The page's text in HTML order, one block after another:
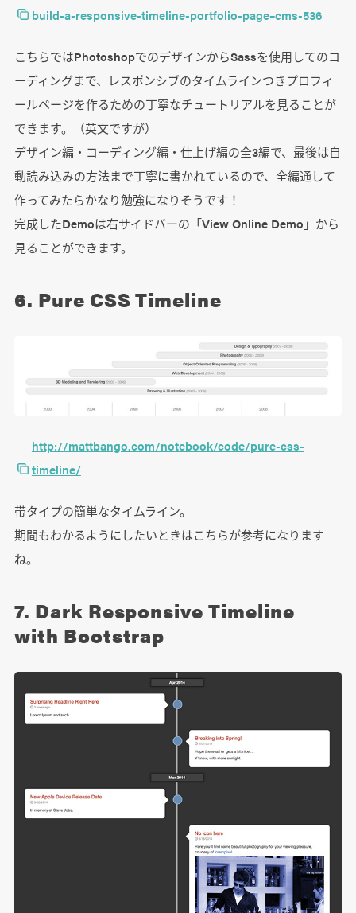
build-a-responsive-timeline-portfolio-page–cms-536
こちらではPhotoshopでのデザインからSassを使用してのコ
ーディングまで、レスポンシブのタイムラインつきプロフィ
ールページを作るための丁寧なチュートリアルを見ることが
できます。（英文ですが）
デザイン編・コーディング編・仕上げ編の全3編で、最後は自
動読み込みの方法まで丁寧に書かれているので、全編通して
作ってみたらかなり勉強になりそうです！
完成したDemoは右サイドバーの「View Online Demo」から
見ることができます。
6. Pure CSS Timeline
http://mattbango.com/notebook/code/pure-css-
timeline/
帯タイプの簡単なタイムライン。
期間もわかるようにしたいときはこちらが参考になります
ね。
7. Dark Responsive Timeline
with Bootstrap